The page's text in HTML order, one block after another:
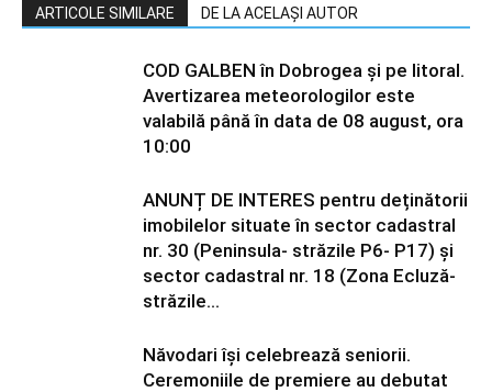
ARTICOLE SIMILARE DE LA ACELAȘI AUTOR
COD GALBEN în Dobrogea și pe litoral.
Avertizarea meteorologilor este
valabilă până în data de 08 august, ora
10:00
ANUNȚ DE INTERES pentru deținătorii
imobilelor situate în sector cadastral
nr. 30 (Peninsula- străzile P6- P17) și
sector cadastral nr. 18 (Zona Ecluză-
străzile...
Năvodari își celebrează seniorii.
Ceremoniile de premiere au debutat